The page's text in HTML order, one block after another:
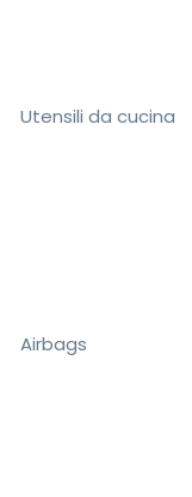
Utensili da cucina
Airbags